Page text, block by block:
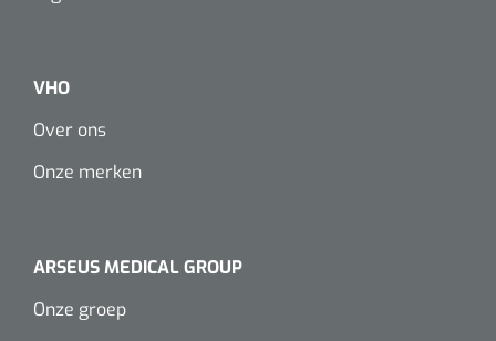
VHO
Over ons
Onze merken
ARSEUS MEDICAL GROUP
Onze groep